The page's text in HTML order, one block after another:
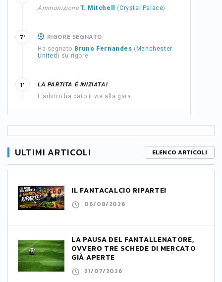
Ammonizione T. Mitchell (Crystal Palace)
RIGORE SEGNATO
Ha segnato Bruno Fernandes ( Manchester
United ) su rigore
7'
LA PARTITA È INIZIATA!
L'arbitro ha dato il via alla gara.
1'
ULTIMI ARTICOLI ELENCO ARTICOLI
IL FANTACALCIO RIPARTE!
06/08/2026
LA PAUSA DEL FANTALLENATORE,
OVVERO TRE SCHEDE DI MERCATO
GIÀ APERTE
21/07/2026